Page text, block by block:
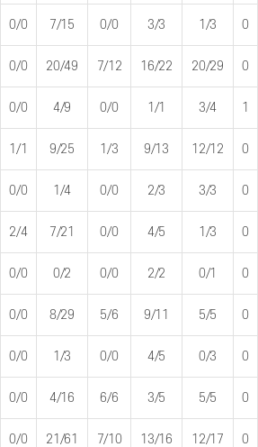
0/0 7/15 0/0 3/3 1/3 0
0/0 20/49 7/12 16/22 20/29 0
0/0 4/9 0/0 1/1 3/4 1
1/1 9/25 1/3 9/13 12/12 0
0/0 1/4 0/0 2/3 3/3 0
2/4 7/21 0/0 4/5 1/3 0
0/0 0/2 0/0 2/2 0/1 0
0/0 8/29 5/6 9/11 5/5 0
0/0 1/3 0/0 4/5 0/3 0
0/0 4/16 6/6 3/5 5/5 0
0/0 21/61 7/10 13/16 12/17 0